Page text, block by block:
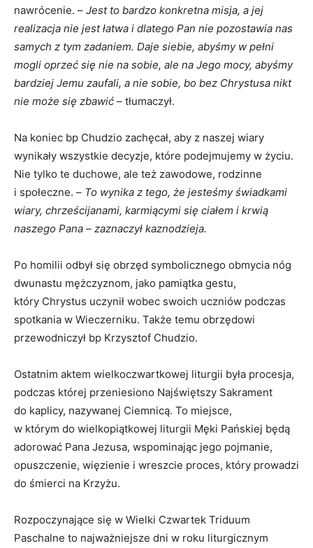
nawrócenie. – Jest to bardzo konkretna misja, a jej
realizacja nie jest łatwa i dlatego Pan nie pozostawia nas
samych z tym zadaniem. Daje siebie, abyśmy w pełni
mogli oprzeć się nie na sobie, ale na Jego mocy, abyśmy
bardziej Jemu zaufali, a nie sobie, bo bez Chrystusa nikt
nie może się zbawić – tłumaczył.
Na koniec bp Chudzio zachęcał, aby z naszej wiary
wynikały wszystkie decyzje, które podejmujemy w życiu.
Nie tylko te duchowe, ale też zawodowe, rodzinne
i społeczne. – To wynika z tego, że jesteśmy świadkami
wiary, chrześcijanami, karmiącymi się ciałem i krwią
naszego Pana – zaznaczył kaznodzieja.
Po homilii odbył się obrzęd symbolicznego obmycia nóg
dwunastu mężczyznom, jako pamiątka gestu,
który Chrystus uczynił wobec swoich uczniów podczas
spotkania w Wieczerniku. Także temu obrzędowi
przewodniczył bp Krzysztof Chudzio.
Ostatnim aktem wielkoczwartkowej liturgii była procesja,
podczas której przeniesiono Najświętszy Sakrament
do kaplicy, nazywanej Ciemnicą. To miejsce,
w którym do wielkopiątkowej liturgii Męki Pańskiej będą
adorować Pana Jezusa, wspominając jego pojmanie,
opuszczenie, więzienie i wreszcie proces, który prowadzi
do śmierci na Krzyżu.
Rozpoczynające się w Wielki Czwartek Triduum
Paschalne to najważniejsze dni w roku liturgicznym